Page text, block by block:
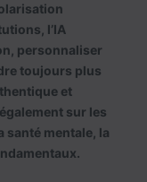
l’IA
personnaliser
toujours plus
et
sur les
santé mentale, la